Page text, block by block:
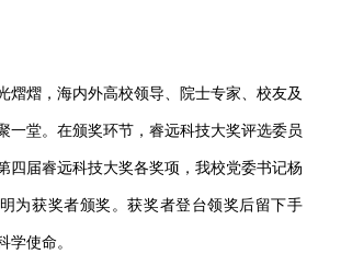
熠熠，海内外高校领导、院士专家、校友及
一堂。在颁奖环节，睿远科技大奖评选委员
四届睿远科技大奖各奖项，我校党委书记杨
为获奖者颁奖。获奖者登台领奖后留下手
学使命。